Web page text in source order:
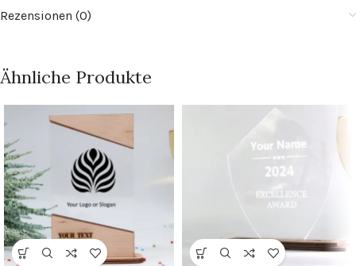
Rezensionen (0)
Ähnliche Produkte